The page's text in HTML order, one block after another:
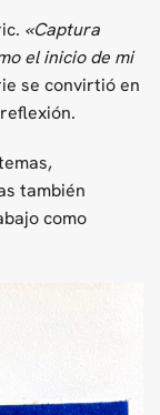
«Captura
el inicio de mi
se convirtió en
también
como